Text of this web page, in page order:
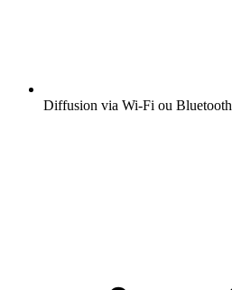
Diffusion via Wi-Fi ou Bluetooth